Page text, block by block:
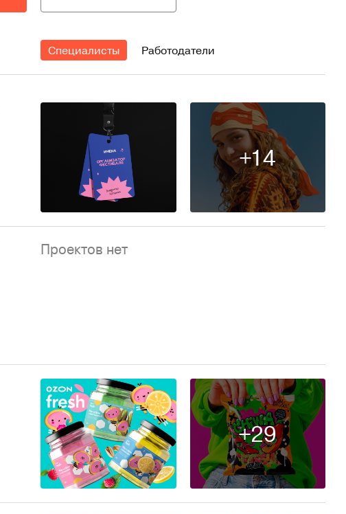
Специалисты Работодатели
+14
Проектов нет
90
+29